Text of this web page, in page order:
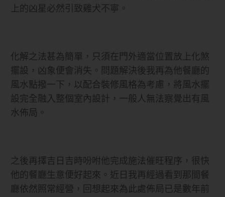
上的凶星必然引致雞犬不寧。
化解之法甚為簡單，只須在門外適當位置放上化煞
擺設，凶象便會消失。問題解決後我再為他餐廳的
風水點撥一下，以配合裝修風格為考慮，將風水擺
設完全融入整個室內設計，一般人無法察覺出有風
水佈局。
之後再擇吉日吉時吩咐他完成施法催旺程序，很快
他的餐廳生意便好起來。近日我再經過看到那間餐
廳依然照常經營，回想起來為此處佈局已是數年前